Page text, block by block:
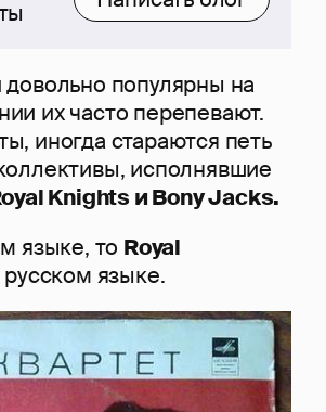
популярны на
их часто перепевают.
иногда стараются петь
исполнявшие
Knights и Bony Jacks.
языке, то Royal
языке.